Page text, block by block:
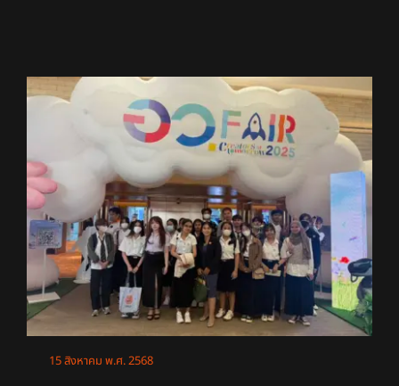
15 สิงหาคม พ.ศ. 2568